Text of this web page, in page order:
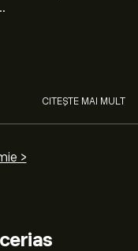
CITEȘTE MAI MULT
>